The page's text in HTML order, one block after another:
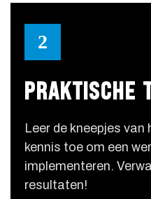
2
PRAKTISCHE
Leer de kneepjes van
kennis toe om een
implementeren.
resultaten!